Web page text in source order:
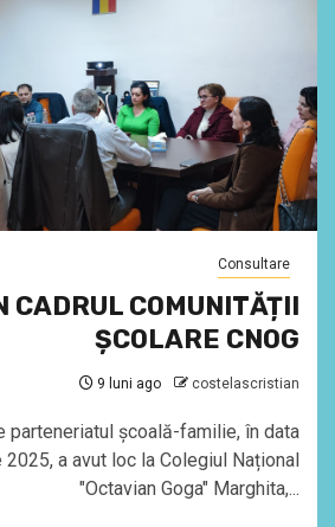
Consultare
CADRUL COMUNITĂȚII
ȘCOLARE CNOG
9 luni ago costelascristian
parteneriatul școală-familie, în data
a avut loc la Colegiul Național
"Octavian Goga" Marghita,...